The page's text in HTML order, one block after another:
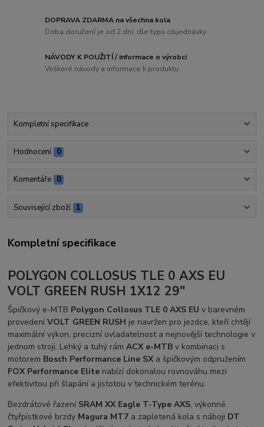
DOPRAVA ZDARMA na všechna kola
Doba doručení je od 2 dní, dle typu objednávky
NÁVODY K POUŽITÍ / informace o výrobci
Veškeré návody a informace k produktu.
Kompletní specifikace
Hodnocení 0
Komentáře 0
Související zboží 1
Kompletní specifikace
POLYGON COLLOSUS TLE 0 AXS EU
VOLT GREEN RUSH 1X12 29"
Špičkový e-MTB Polygon Collosus TLE 0 AXS EU v barevném
provedeníVOLT GREEN RUSH je navržen pro jezdce, kteří chtějí
maximální výkon, precizní ovladatelnost a nejnovější technologie v
jednom stroji. Lehký a tuhý rámACX e-MTB v kombinaci s
motorem Bosch Performance Line SX a špičkovým odpružením
FOX Performance Elite nabízí dokonalou rovnováhu mezi
efektivitou při šlapání a jistotou v technickém terénu.
Bezdrátové řazení SRAM XX Eagle T-Type AXS, výkonné
čtyřpístkové brzdy Magura MT7 a zapletená kola s náboji DT